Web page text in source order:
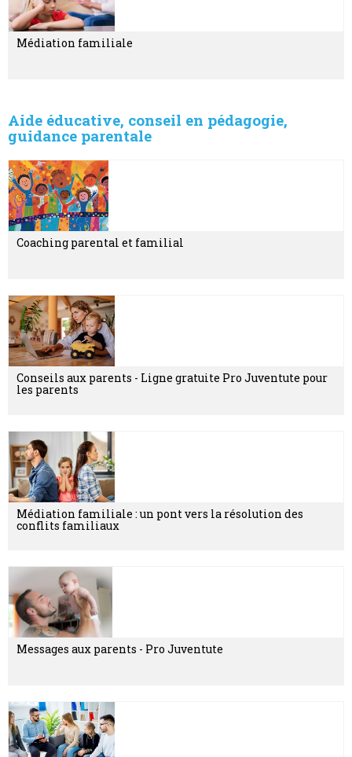
Médiation familiale
Aide éducative, conseil en pédagogie,
guidance parentale
Coaching parental et familial
Conseils aux parents - Ligne gratuite Pro Juventute pour
les parents
Médiation familiale : un pont vers la résolution des
conflits familiaux
Messages aux parents - Pro Juventute